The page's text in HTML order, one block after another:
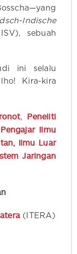
Indische
sebuah
ini selalu
Kira-kira
, Peneliti
Pengajar Ilmu
Ilmu Luar
Jaringan
(ITERA)